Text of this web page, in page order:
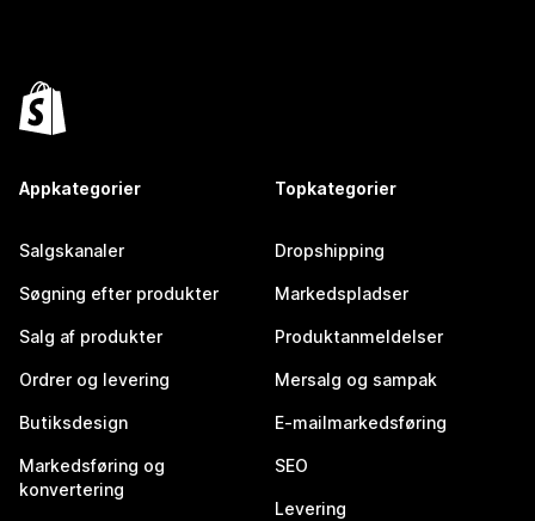
Appkategorier
Salgskanaler
Søgning efter produkter
Salg af produkter
Ordrer og levering
Butiksdesign
Markedsføring og
konvertering
Topkategorier
Dropshipping
Markedspladser
Produktanmeldelser
Mersalg og sampak
E-mailmarkedsføring
SEO
Levering